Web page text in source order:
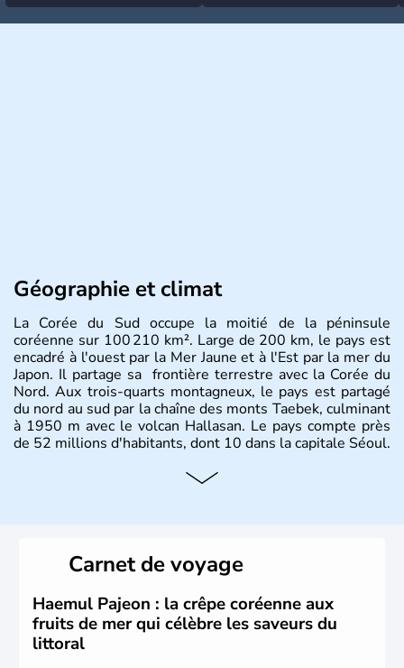
Géographie et climat
La Corée du Sud occupe la moitié de la péninsule
coréenne sur 100 210 km². Large de 200 km, le pays est
encadré à l'ouest par la Mer Jaune et à l'Est par la mer du
Japon. Il partage sa frontière terrestre avec la Corée du
Nord. Aux trois-quarts montagneux, le pays est partagé
du nord au sud par la chaîne des monts Taebek, culminant
à 1950 m avec le volcan Hallasan. Le pays compte près
de 52 millions d'habitants, dont 10 dans la capitale Séoul.
Histoire et administration
christianisme et le bouddhisme en sont les deux
principales religions. Ce pays partage sa culture avec la
Corée du Nord. Les Jeux Olympiques s’y sont déroulés en
1988, de même que la Coupe du Monde de football en
2002, en collaboration avec le Japon.
Carnet de voyage
Haemul Pajeon : la crêpe coréenne aux
fruits de mer qui célèbre les saveurs du
littoral